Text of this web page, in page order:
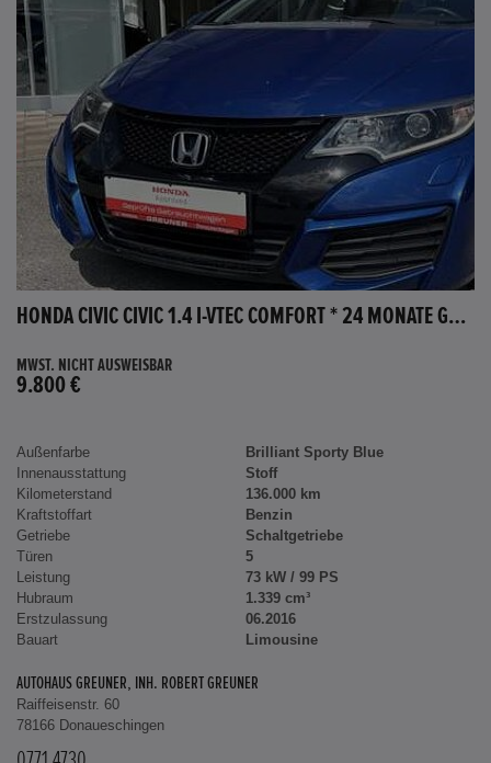
HONDA CIVIC CIVIC 1.4 I-VTEC COMFORT * 24 MONATE GARANTIE *
MWST. NICHT AUSWEISBAR
9.800 €
Außenfarbe
Brilliant Sporty Blue
Innenausstattung
Stoff
Kilometerstand
136.000 km
Kraftstoffart
Benzin
Getriebe
Schaltgetriebe
Türen
5
Leistung
73 kW / 99 PS
Hubraum
1.339 cm³
Erstzulassung
06.2016
Bauart
Limousine
AUTOHAUS GREUNER, INH. ROBERT GREUNER
Raiffeisenstr. 60
78166 Donaueschingen